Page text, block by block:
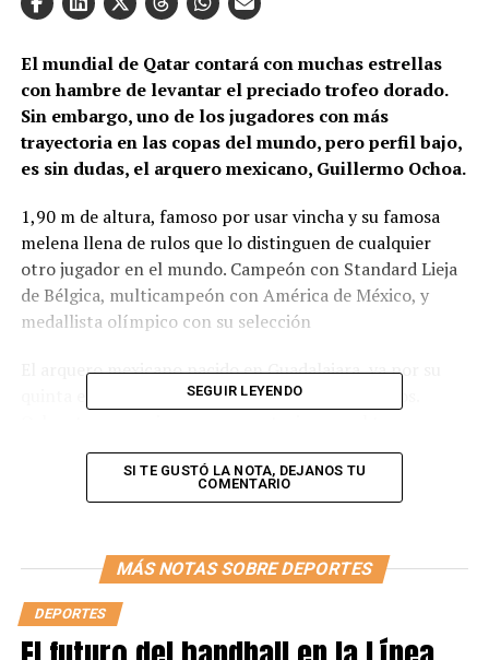
El mundial de Qatar contará con muchas estrellas
con hambre de levantar el preciado trofeo dorado.
Sin embargo, uno de los jugadores con más
trayectoria en las copas del mundo, pero perfil bajo,
es sin dudas, el arquero mexicano, Guillermo Ochoa.
1,90 m de altura, famoso por usar vincha y su famosa
melena llena de rulos que lo distinguen de cualquier
otro jugador en el mundo. Campeón con Standard Lieja
de Bélgica, multicampeón con América de México, y
medallista olímpico con su selección
El arquero mexicano nacido en Guadalajara, va por su
quinta edición de la Copa del Mundo a sus 36 años.
Alemania 2006, luego de un gran 2005 siendo titular en
América, con Mario Carrillo de técnico. En aquel
mundial, su selección fue eliminada en octavos de final
Rodríguez. Lamentablemente para el arquero, ese
mundial fue suplente de Oswaldo Sanchez todos los
partidos.
‘’El memo’’ se mantuvo en América hasta el año 2011.
SEGUIR LEYENDO
SI TE GUSTÓ LA NOTA, DEJANOS TU
COMENTARIO
MÁS NOTAS SOBRE DEPORTES
DEPORTES